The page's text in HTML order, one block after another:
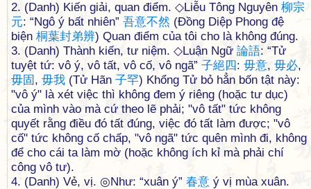
2. (Danh) Kiến giải, quan điểm. ◇Liễu Tông Nguyên 柳宗
元: “Ngô ý bất nhiên” 吾意不然 (Đồng Diệp Phong đệ
biện 桐葉封弟辨) Quan điểm của tôi cho là không đúng.
3. (Danh) Thành kiến, tư niệm. ◇Luận Ngữ 論語: “Tử
tuyệt tứ: vô ý, vô tất, vô cố, vô ngã” 子絕四: 毋意, 毋必,
毋固 , 毋我 (Tử Hãn 子罕) Khổng Tử bỏ hẳn bốn tật này:
"vô ý" là xét việc thì không đem ý riêng (hoặc tư dục)
của mình vào mà cứ theo lẽ phải; "vô tất" tức không
quyết rằng điều đó tất đúng, việc đó tất làm được; "vô
cố" tức không cố chấp, "vô ngã" tức quên mình đi, không
để cho cái ta làm mờ (hoặc không ích kỉ mà phải chí
công vô tư).
4. (Danh) Vẻ, vị. ◎Như: “xuân ý” 春意 ý vị mùa xuân.